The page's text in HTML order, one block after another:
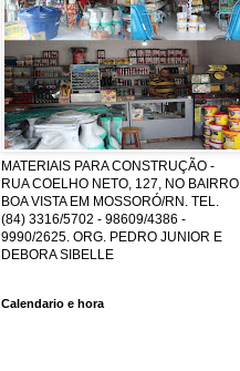
MATERIAIS PARA CONSTRUÇÃO -
RUA COELHO NETO, 127, NO BAIRRO
BOA VISTA EM MOSSORÓ/RN. TEL.
(84) 3316/5702 - 98609/4386 -
9990/2625. ORG. PEDRO JUNIOR E
DEBORA SIBELLE
Calendario e hora